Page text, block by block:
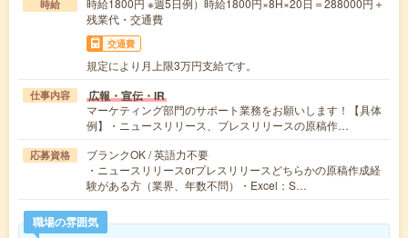
時給
残業代・交通費
交通費
規定により月上限3万円支給です。
仕事内容 広報・宣伝・IR
マーケティング部門のサポート業務をお願いします！【具体
例】・ニュースリリース、プレスリリースの原稿作…
応募資格
ブランクOK / 英語力不要
・ニュースリリースorプレスリリースどちらかの原稿作成経
験がある方（業界、年数不問）・Excel：S…
職場の雰囲気